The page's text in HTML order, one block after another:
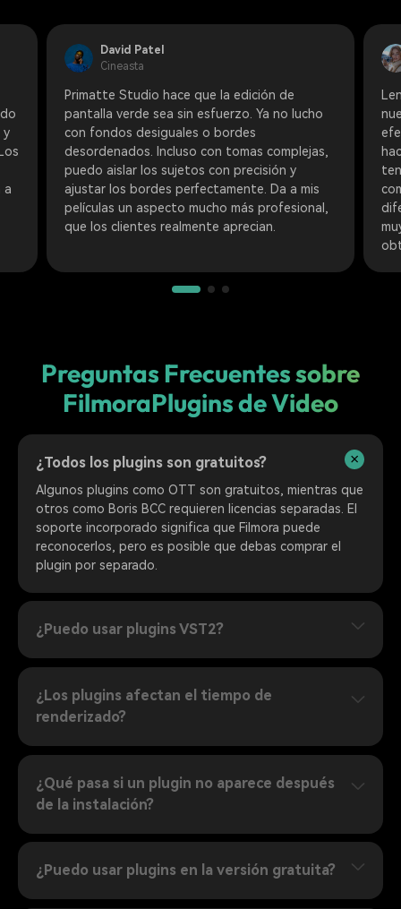
y
a
David Patel
Cineasta
Primatte Studio hace que la edición de
pantalla verde sea sin esfuerzo. Ya no lucho
con fondos desiguales o bordes
desordenados. Incluso con tomas complejas,
puedo aislar los sujetos con precisión y
ajustar los bordes perfectamente. Da a mis
películas un aspecto mucho más profesional,
que los clientes realmente aprecian.
Preguntas Frecuentes sobre
FilmoraPlugins de Video
¿Todos los plugins son gratuitos?
Algunos plugins como OTT son gratuitos, mientras que
otros como Boris BCC requieren licencias separadas. El
soporte incorporado significa que Filmora puede
reconocerlos, pero es posible que debas comprar el
plugin por separado.
¿Puedo usar plugins VST2?
¿Los plugins afectan el tiempo de
renderizado?
¿Qué pasa si un plugin no aparece después
de la instalación?
¿Puedo usar plugins en la versión gratuita?